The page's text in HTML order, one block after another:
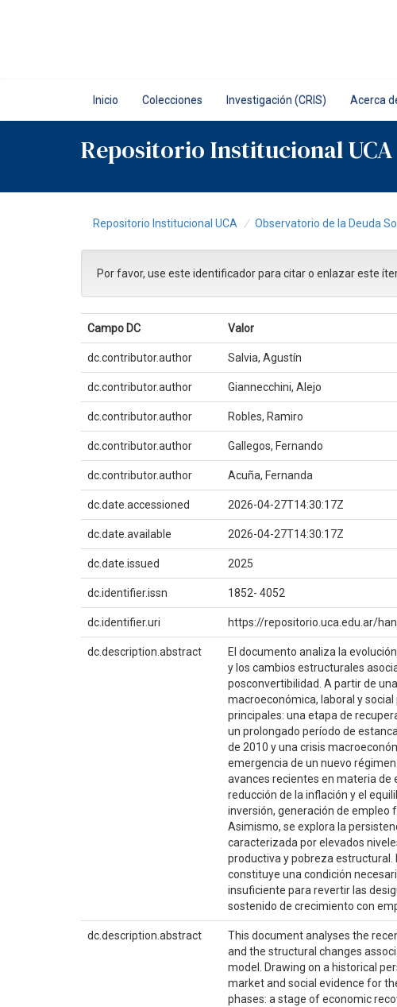
Inicio Colecciones Investigación (CRIS) Acerca
Repositorio Institucional UCA
Repositorio Institucional UCA Observatorio de la Deuda
Por favor, use este identificador para citar o enlazar este
Campo DC Valor
dc.contributor.author Salvia, Agustín
dc.contributor.author Giannecchini, Alejo
dc.contributor.author Robles, Ramiro
dc.contributor.author Gallegos, Fernando
dc.contributor.author Acuña, Fernanda
dc.date.accessioned 2026-04-27T14:30:17Z
dc.date.available 2026-04-27T14:30:17Z
dc.date.issued 2025
dc.identifier.issn 1852- 4052
dc.identifier.uri https://repositorio.uca.edu.ar/
dc.description.abstract
El documento analiza la
y los cambios estructurales
posconvertibilidad. A partir de
macroeconómica, laboral y
principales: una etapa de
un prolongado período de
de 2010 y una crisis
emergencia de un nuevo
avances recientes en materia
reducción de la inflación y el
inversión, generación de empleo
Asimismo, se explora la
caracterizada por elevados
productiva y pobreza estructural.
constituye una condición
insuficiente para revertir las
sostenido de crecimiento con
dc.description.abstract
This document analyses the
and the structural changes
model. Drawing on a historical
market and social evidence for
phases: a stage of economic